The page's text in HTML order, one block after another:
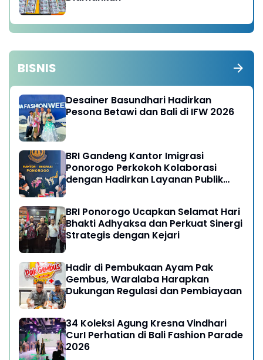
BISNIS
Desainer Basundhari Hadirkan
Pesona Betawi dan Bali di IFW 2026
BRI Gandeng Kantor Imigrasi
Ponorogo Perkokoh Kolaborasi
dengan Hadirkan Layanan Publik
BRI Ponorogo Ucapkan Selamat Hari
Bhakti Adhyaksa dan Perkuat Sinergi
Strategis dengan Kejari
Hadir di Pembukaan Ayam Pak
Gembus, Waralaba Harapkan
Dukungan Regulasi dan Pembiayaan
34 Koleksi Agung Kresna Vindhari
CurI Perhatian di Bali Fashion Parade
2026